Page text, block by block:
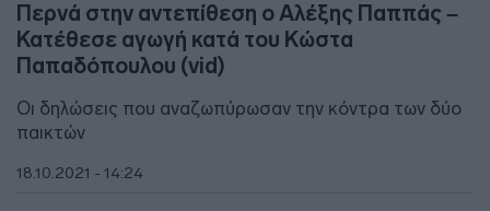
Περνά στην αντεπίθεση ο Αλέξης Παππάς –
Κατέθεσε αγωγή κατά του Κώστα
Παπαδόπουλου (vid)
Οι δηλώσεις που αναζωπύρωσαν την κόντρα των δύο
παικτών
18.10.2021 - 14:24